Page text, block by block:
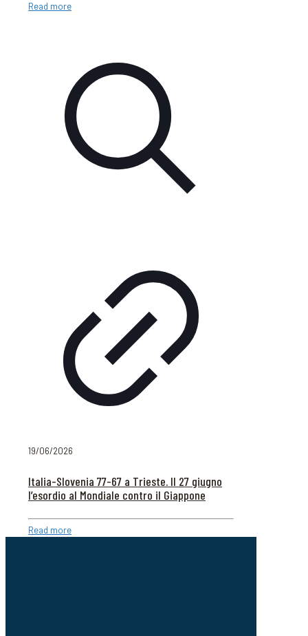
Read more
19/06/2026
Italia-Slovenia 77-67 a Trieste. Il 27 giugno
l’esordio al Mondiale contro il Giappone
Read more